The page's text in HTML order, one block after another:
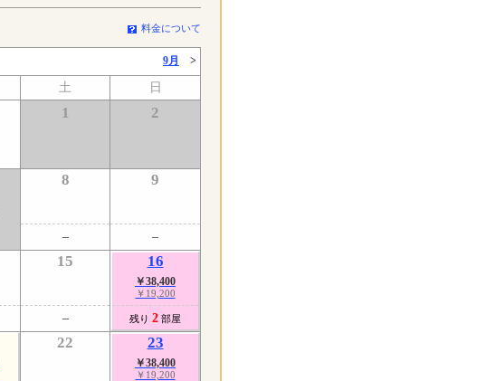
料金について
9月 >
土 日
1 2
8 9
15 16
￥38,400
￥19,200
残り 2 部屋
22 23
￥38,400
￥19,200